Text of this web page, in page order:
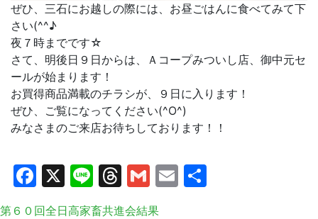
ぜひ、三石にお越しの際には、お昼ごはんに食べてみて下
さい(^^♪
夜７時までです☆
さて、明後日９日からは、Ａコープみついし店、御中元セ
ールが始まります！
お買得商品満載のチラシが、９日に入ります！
ぜひ、ご覧になってください(^O^)
みなさまのご来店お待ちしております！！
Facebook
X LineThreads
Gmail
Email
第６０回全日高家畜共進会結果